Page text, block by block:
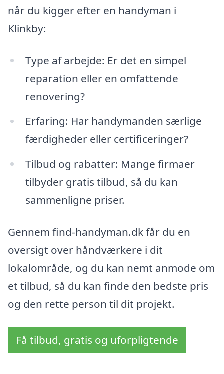
når du kigger efter en handyman i
Klinkby:
Type af arbejde: Er det en simpel
reparation eller en omfattende
renovering?
Erfaring: Har handymanden særlige
færdigheder eller certificeringer?
Tilbud og rabatter: Mange firmaer
tilbyder gratis tilbud, så du kan
sammenligne priser.
Gennem find-handyman.dk får du en
oversigt over håndværkere i dit
lokalområde, og du kan nemt anmode om
et tilbud, så du kan finde den bedste pris
og den rette person til dit projekt.
Få tilbud, gratis og uforpligtende